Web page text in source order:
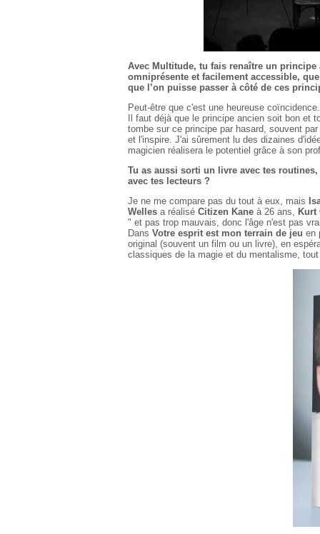
Avec Multitude, tu fais renaître un
omniprésente et facilement accessible,
que l’on puisse passer à côté de ces
Peut-être que c'est une heureuse
Il faut déjà que le principe ancien soit bon
tombe sur ce principe par hasard, souvent
et l'inspire. J'ai sûrement lu des dizaines
magicien réalisera le potentiel grâce à son
Tu as aussi sorti un livre avec tes
avec tes lecteurs ?
Je ne me compare pas du tout à eux, mais
Welles a réalisé Citizen Kane à 26 ans, Kurt
" et pas trop mauvais, donc l'âge n'est pas
Dans Votre esprit est mon terrain de jeu en
original (souvent un film ou un livre), en
classiques de la magie et du mentalisme,